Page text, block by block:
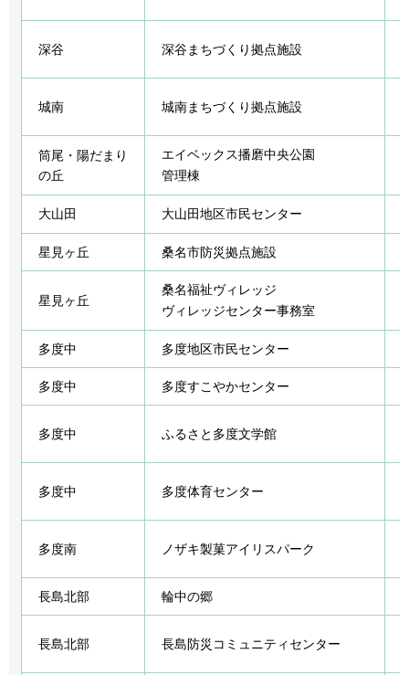
深谷 深谷まちづくり拠点施設
城南 城南まちづくり拠点施設
筒尾・陽だまり
の丘
エイベックス播磨中央公園
管理棟
大山田 大山田地区市民センター
星見ヶ丘 桑名市防災拠点施設
星見ヶ丘
桑名福祉ヴィレッジ
ヴィレッジセンター事務室
多度中 多度地区市民センター
多度中 多度すこやかセンター
多度中 ふるさと多度文学館
多度中 多度体育センター
多度南 ノザキ製菓アイリスパーク
長島北部 輪中の郷
長島北部 長島防災コミュニティセンター